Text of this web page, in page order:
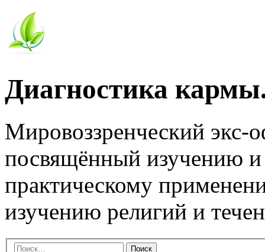
Диагностика
Мировоззренческий
посвящённый изучению
практическому
изучению религий и